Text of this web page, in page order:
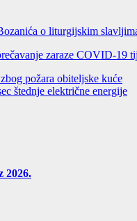
o liturgijskim
zaraze COVID-19
požara obiteljske kuće
štednje električne energije
2026.